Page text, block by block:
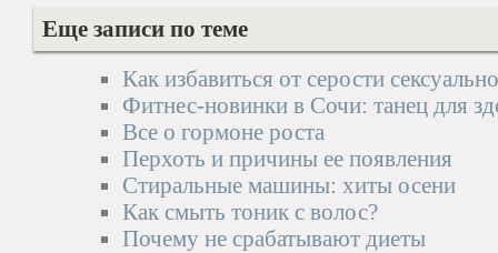
Еще записи по теме
Как избавиться от серости
Фитнес-новинки в Сочи: танец для
Все о гормоне роста
Перхоть и причины ее появления
Стиральные машины: хиты осени
Как смыть тоник с волос?
Почему не срабатывают диеты